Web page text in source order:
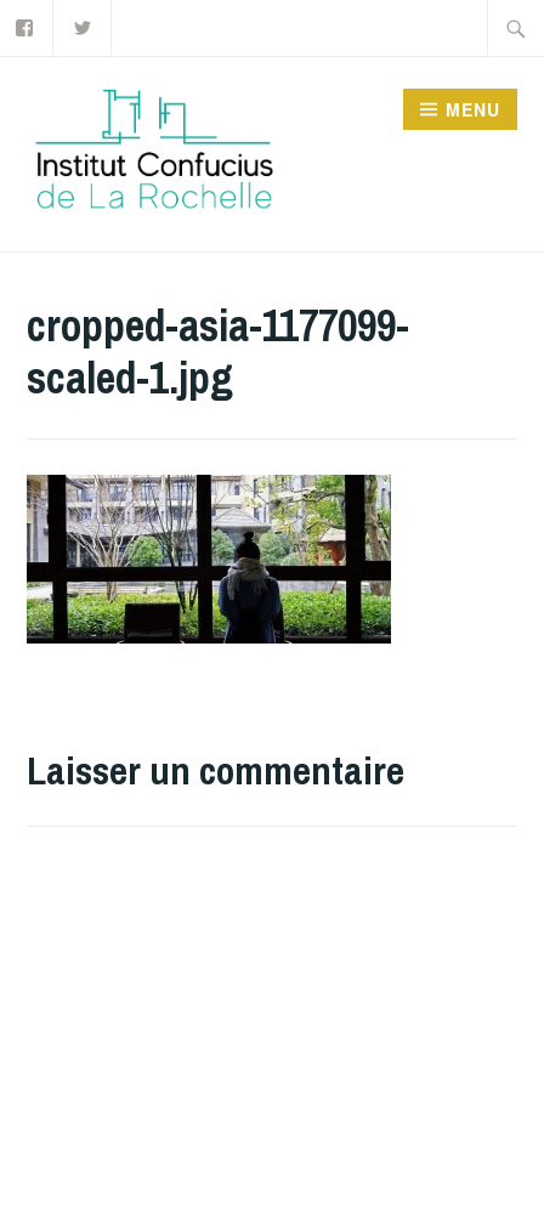
Accéder
DE LA ROCHELLE
MENU
cropped-asia-1177099-
scaled-1.jpg
Laisser un commentaire